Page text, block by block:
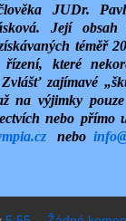
JUDr.
Její
téměř
které
zajímavé
na výjimky
nebo přímo
nebo